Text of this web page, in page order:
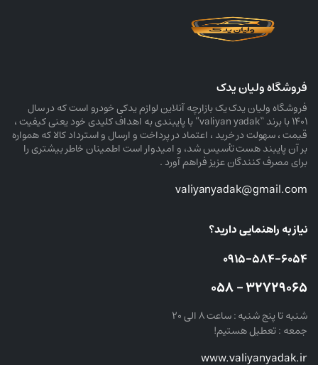
فروشگاه ولیان یدک
فروشگاه ولیان یدک یک بازارچه آنلاین لوازم یدکی خودرو است که در سال
۱۴۰۱ با برند “valiyan yadak” با پایبندی به اهداف کلیدی خود یعنی کیفیت ،
قیمت ، سهولت در خرید ، اعتماد در پرداخت و ارسال و استرداد کالا که همواره
بر آن پایبند هست تأسیس شد، و امیدوار است اطمینان خاطر بیشتری را
برای مصرف کنندگان عزیز فراهم آورد .
valiyanyadak@gmail.com
نیاز به راهنمایی دارید؟
۰۹۱۵-۵۸۴-۶۰۵۴
۳۲۷۲۹۰۶۵ – ۰۵۸
شنبه تا پنج شنبه : ساعت ۸ الی ۲۰
جمعه : تعطیل هستیم!
www.valiyanyadak.ir